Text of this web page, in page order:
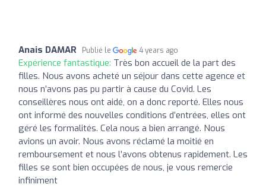
Anais DAMAR Publié le 4 years ago
Expérience fantastique: Très bon accueil de la part des
filles. Nous avons acheté un séjour dans cette agence et
nous n’avons pas pu partir à cause du Covid. Les
conseillères nous ont aidé, on a donc reporté. Elles nous
ont informé des nouvelles conditions d’entrées, elles ont
géré les formalités. Cela nous a bien arrangé. Nous
avions un avoir. Nous avons réclamé la moitié en
remboursement et nous l’avons obtenus rapidement. Les
filles se sont bien occupées de nous, je vous remercie
infiniment